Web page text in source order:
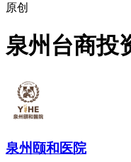
原创
泉州台商投
泉州颐和医院